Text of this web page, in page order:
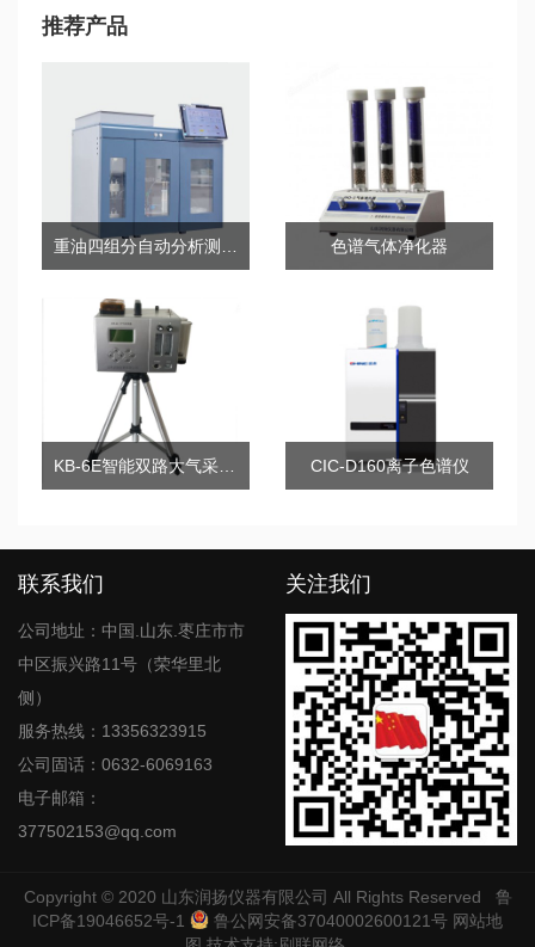
推荐产品
色谱气体净化器
CIC-D160离子色谱仪
联系我们
公司地址：中国.山东.枣庄市市
中区振兴路11号（荣华里北
侧）
服务热线：13356323915
公司固话：0632-6069163
电子邮箱：
377502153@qq.com
关注我们
Copyright © 2020 山东润扬仪器有限公司 All Rights Reserved 鲁
ICP备19046652号-1
鲁公网安备37040002600121号 网站地